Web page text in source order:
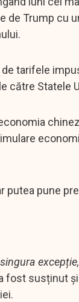
Trump cu
tarifele
către Statele
putea pune
fost susținut